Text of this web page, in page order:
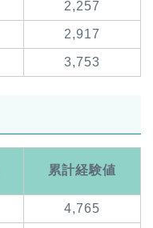
2,257
2,917
3,753
累計経験値
4,765